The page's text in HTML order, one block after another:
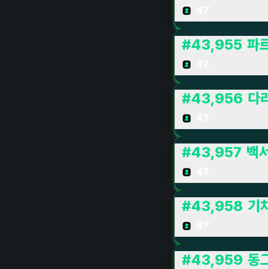
#43,955 파
#43,956 다
#43,957 백
#43,958 기
#43,959 동